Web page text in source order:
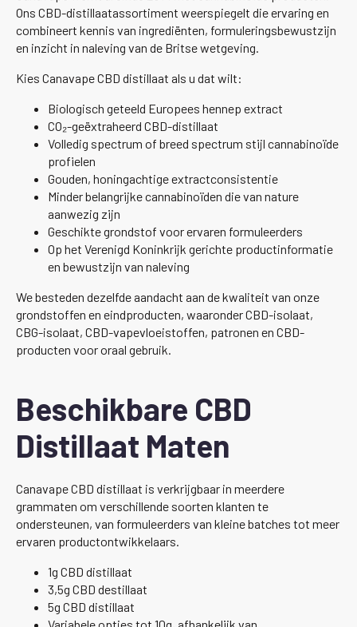
Ons CBD-distillaatassortiment weerspiegelt die ervaring en
combineert kennis van ingrediënten, formuleringsbewustzijn
en inzicht in naleving van de Britse wetgeving.
Kies Canavape CBD distillaat als u dat wilt:
Biologisch geteeld Europees hennep extract
CO₂-geëxtraheerd CBD-distillaat
Volledig spectrum of breed spectrum stijl cannabinoïde
profielen
Gouden, honingachtige extractconsistentie
Minder belangrijke cannabinoïden die van nature
aanwezig zijn
Geschikte grondstof voor ervaren formuleerders
Op het Verenigd Koninkrijk gerichte productinformatie
en bewustzijn van naleving
We besteden dezelfde aandacht aan de kwaliteit van onze
grondstoffen en eindproducten, waaronder CBD-isolaat,
CBG-isolaat, CBD-vapevloeistoffen, patronen en CBD-
producten voor oraal gebruik.
Beschikbare CBD
Distillaat Maten
Canavape CBD distillaat is verkrijgbaar in meerdere
grammaten om verschillende soorten klanten te
ondersteunen, van formuleerders van kleine batches tot meer
ervaren productontwikkelaars.
1g CBD distillaat
3,5g CBD destillaat
5g CBD distillaat